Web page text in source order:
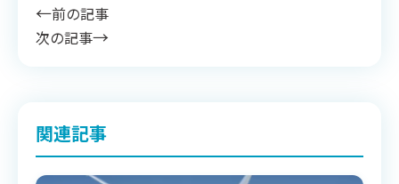
←前の記事
次の記事→
関連記事